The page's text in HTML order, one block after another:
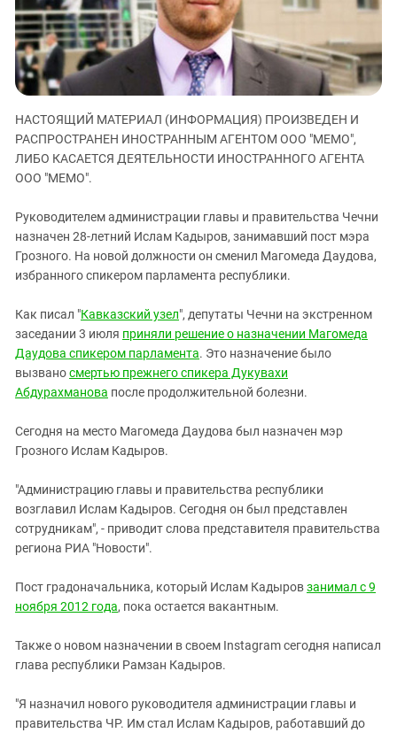
ЗАСТАВЛЯЕТ
КАВКАЗ ЗА ПАЛЕСТИНУ
ИНАКОМЫСЛИЕ В ЧЕЧНЕ
ПРЕСЛЕДОВАНИЕ АКТИВИСТОВ
МОБИЛИЗАЦИЯ И ПРОТЕСТЫ
Дагестан
Ингушетия
Кабардино-Балкария
Калмыкия
Карачаево-Черкесия
Краснодарский край
Нагорный Карабах
Ростовская область
Северная Осетия - Алания
Ставропольский край
Чечня
Южная Осетия
Южный Кавказ
ЮФО
НАСТОЯЩИЙ МАТЕРИАЛ (ИНФОРМАЦИЯ) ПРОИЗВЕДЕН И
РАСПРОСТРАНЕН ИНОСТРАННЫМ АГЕНТОМ ООО "МЕМО",
ЛИБО КАСАЕТСЯ ДЕЯТЕЛЬНОСТИ ИНОСТРАННОГО АГЕНТА
ООО "МЕМО".
Руководителем администрации главы и правительства Чечни
назначен 28-летний Ислам Кадыров, занимавший пост мэра
Грозного. На новой должности он сменил Магомеда Даудова,
избранного спикером парламента республики.
Как писал "Кавказский узел", депутаты Чечни на экстренном
заседании 3 июля приняли решение о назначении Магомеда
Даудова спикером парламента. Это назначение было
вызваносмертью прежнего спикера Дукувахи
Абдурахманова после продолжительной болезни.
Сегодня на место Магомеда Даудова был назначен мэр
Грозного Ислам Кадыров.
"Администрацию главы и правительства республики
возглавил Ислам Кадыров. Сегодня он был представлен
сотрудникам", - приводит слова представителя правительства
региона РИА "Новости".
Пост градоначальника, который Ислам Кадыровзанимал с 9
ноября 2012 года, пока остается вакантным.
Также о новом назначении в своем Instagram сегодня написал
глава республики Рамзан Кадыров.
"Я назначил нового руководителя администрации главы и
правительства ЧР. Им стал Ислам Кадыров, работавший до